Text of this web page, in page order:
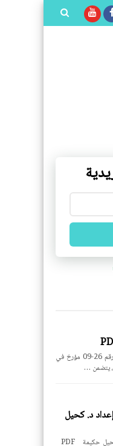
قانون رقم 26-09 يتضمن قانون المرور PDF قانون رقم 26-09 مؤرخ في
د. كحيل